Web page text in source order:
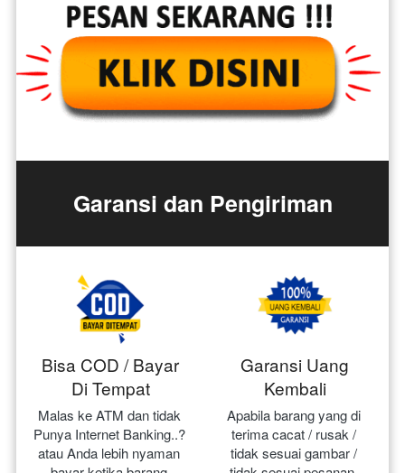
Garansi dan Pengiriman
Bisa COD / Bayar
Di Tempat
Malas ke ATM dan tidak
Punya Internet Banking..?
atau Anda lebih nyaman
Garansi Uang
Kembali
Apabila barang yang di
terima cacat / rusak /
tidak sesuai gambar /